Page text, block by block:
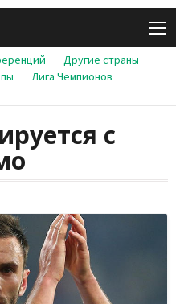
Другие страны
Лига Чемпионов
с